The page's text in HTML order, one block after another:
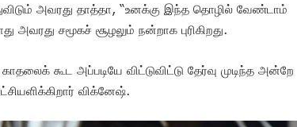
அவரது தாத்தா, “உனக்கு இந்த தொழில் வேண்டாம்
அவரது சமூகச் சூழலும் நன்றாக புரிகிறது.
கூட அப்படியே விட்டுவிட்டு தேர்வு முடிந்த அன்றே
விக்னேஷ்.